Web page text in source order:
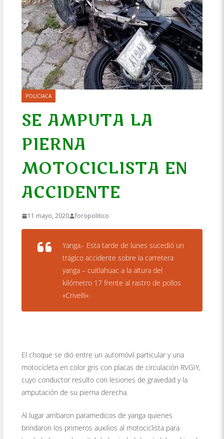
POLICIACA
SE AMPUTA LA
PIERNA
MOTOCICLISTA EN
ACCIDENTE
11 mayo, 2020 foropolitico
Yanga.- Esta tarde de lunes sucedió un
trágico accidente sobre la carretera
yanga – cuitlahuac a la altura del
kilómetro 17 frente al rastro de pollos
«Crivelli».
El choque se dió entre un automóvil particular y una
motocicleta en color gris con placas de circulación RVGIY,
cuyo conductor resulto con lesiones de gravedad y la
amputación de su pierna derecha.
Al lugar arribaron paramedicos de yanga quienes
brindaron los primeros auxilios al motociclista para